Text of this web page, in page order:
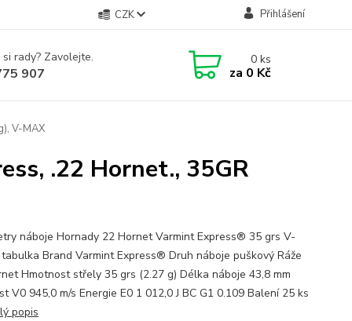
CZK Přihlášení
rady? Zavolejte.
907
0ks
za 0 Kč
V-MAX
.22 Hornet., 35GR
náboje Hornady 22 Hornet Varmint Express® 35 grs V-
Brand Varmint Express® Druh náboje puškový Ráže
Hmotnost střely 35 grs (2.27 g) Délka náboje 43,8 mm
V0 945,0 m/s Energie E0 1 012,0 J BC G1 0.109 Balení 25 ks
popis